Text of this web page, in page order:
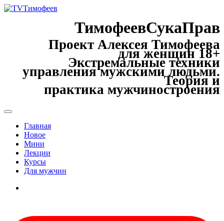
ТимофеевСукаПрав
Проект Алексея Тимофеева
для женщин 18+
Экстремальные техники
управления мужскими людьми.
Теория и
практика мужчиностроения
Главная
Новое
Мини
Лекции
Курсы
Для мужчин